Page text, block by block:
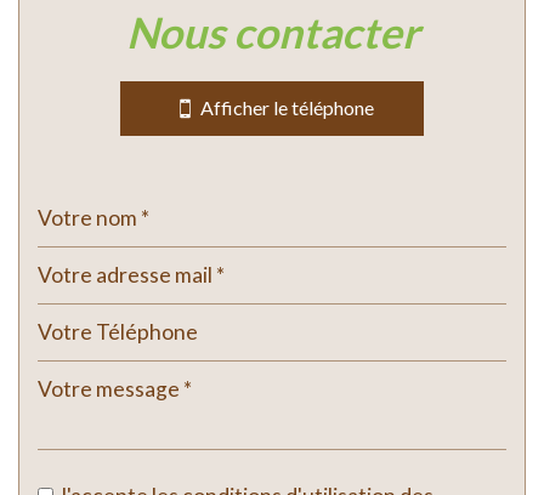
École maternelle
Lycée
Mairie
statistiques
Nombre d'habitants
nous contacter
Afficher le téléphone